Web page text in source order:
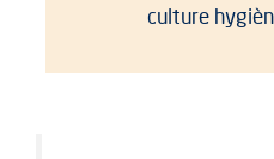
culture